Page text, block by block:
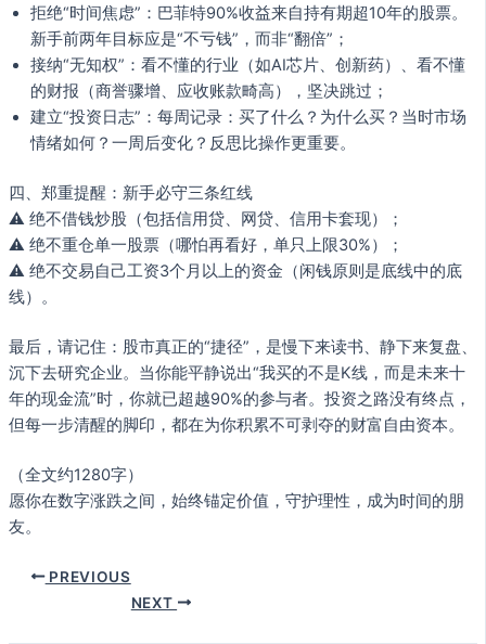
拒绝“时间焦虑”：巴菲特90%收益来自持有期超10年的股票。
新手前两年目标应是“不亏钱”，而非“翻倍”；
接纳“无知权”：看不懂的行业（如AI芯片、创新药）、看不懂
的财报（商誉骤增、应收账款畸高），坚决跳过；
建立“投资日志”：每周记录：买了什么？为什么买？当时市场
情绪如何？一周后变化？反思比操作更重要。
四、郑重提醒：新手必守三条红线
⚠️ 绝不借钱炒股（包括信用贷、网贷、信用卡套现）；
⚠️ 绝不重仓单一股票（哪怕再看好，单只上限30%）；
⚠️ 绝不交易自己工资3个月以上的资金（闲钱原则是底线中的底
线）。
最后，请记住：股市真正的“捷径”，是慢下来读书、静下来复盘、
沉下去研究企业。当你能平静说出“我买的不是K线，而是未来十
年的现金流”时，你就已超越90%的参与者。投资之路没有终点，
但每一步清醒的脚印，都在为你积累不可剥夺的财富自由资本。
（全文约1280字）
愿你在数字涨跌之间，始终锚定价值，守护理性，成为时间的朋
友。
PREVIOUS
NEXT